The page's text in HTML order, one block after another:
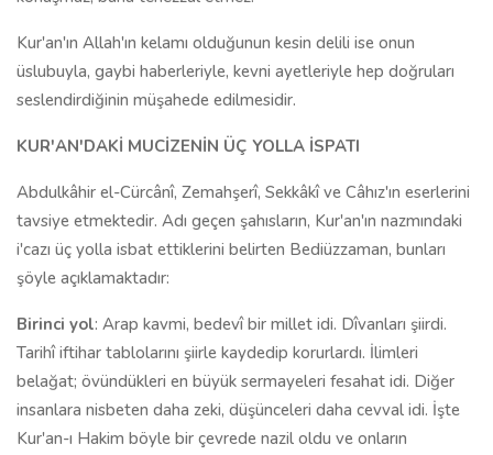
Kur'an'ın Allah'ın kelamı olduğunun kesin delili ise onun
üslubuyla, gaybi haberleriyle, kevni ayetleriyle hep doğruları
seslendirdiğinin müşahede edilmesidir.
KUR'AN'DAKİ MUCİZENİN ÜÇ YOLLA İSPATI
Abdulkâhir el-Cürcânî, Zemahşerî, Sekkâkî ve Câhız'ın eserlerini
tavsiye etmektedir. Adı geçen şahısların, Kur'an'ın nazmındaki
i'cazı üç yolla isbat ettiklerini belirten Bediüzzaman, bunları
şöyle açıklamaktadır:
Birinci yol: Arap kavmi, bedevî bir millet idi. Dîvanları şiirdi.
Tarihî iftihar tablolarını şiirle kaydedip korurlardı. İlimleri
belağat; övündükleri en büyük sermayeleri fesahat idi. Diğer
insanlara nisbeten daha zeki, düşünceleri daha cevval idi. İşte
Kur'an-ı Hakim böyle bir çevrede nazil oldu ve onların